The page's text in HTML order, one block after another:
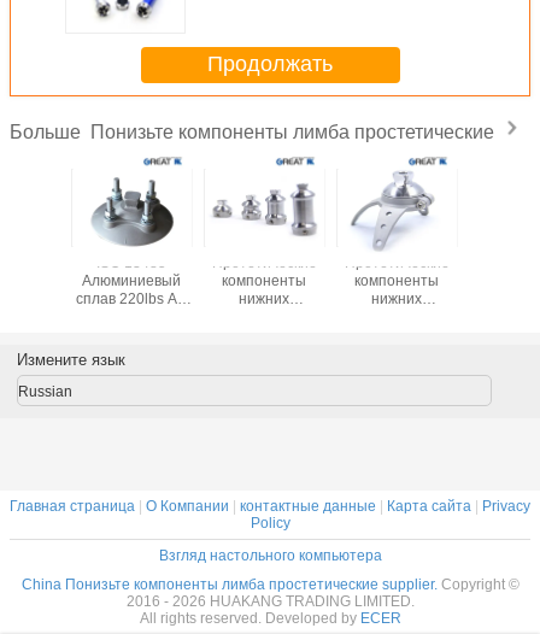
Продолжать
Больше Понизьте компоненты лимба простетические
Алюминиевый
сплав 220lbs AK
компоненты
нижних
компоненты
нижних
(пирамидальный)
Измените язык
Russian
Главная страница | О Компании | контактные данные | Карта сайта | Privacy
Policy
Взгляд настольного компьютера
China Понизьте компоненты лимба простетические supplier. Copyright ©
2016 - 2026 HUAKANG TRADING LIMITED.
All rights reserved. Developed by ECER